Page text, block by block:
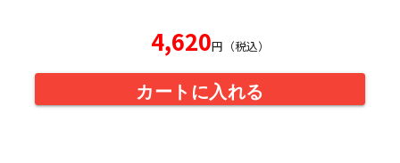
4,620円（税込）
カートに入れる